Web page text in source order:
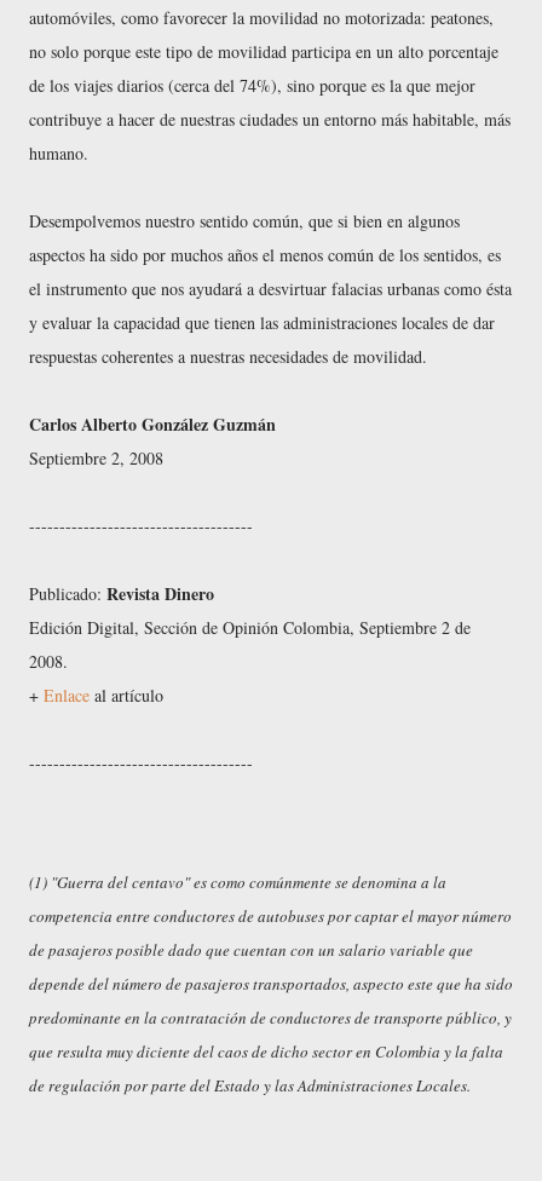
automóviles, como favorecer la movilidad no motorizada: peatones,
no solo porque este tipo de movilidad participa en un alto porcentaje
de los viajes diarios (cerca del 74%), sino porque es la que mejor
contribuye a hacer de nuestras ciudades un entorno más habitable, más
humano.
Desempolvemos nuestro sentido común, que si bien en algunos
aspectos ha sido por muchos años el menos común de los sentidos, es
el instrumento que nos ayudará a desvirtuar falacias urbanas como ésta
y evaluar la capacidad que tienen las administraciones locales de dar
respuestas coherentes a nuestras necesidades de movilidad.
Carlos Alberto González Guzmán
Septiembre 2, 2008
-------------------------------------
Publicado: Revista Dinero
Edición Digital, Sección de Opinión Colombia, Septiembre 2 de
2008.
+ Enlace al artículo
-------------------------------------
(1) "Guerra del centavo" es como comúnmente se denomina a la
competencia entre conductores de autobuses por captar el mayor número
de pasajeros posible dado que cuentan con un salario variable que
depende del número de pasajeros transportados, aspecto este que ha sido
predominante en la contratación de conductores de transporte público, y
que resulta muy diciente del caos de dicho sector en Colombia y la falta
de regulación por parte del Estado y las Administraciones Locales.